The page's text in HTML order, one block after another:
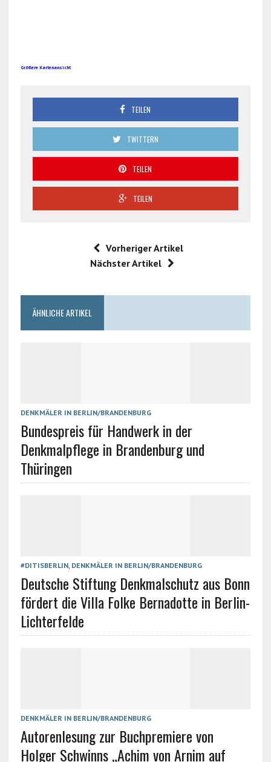
Größere Kartenansicht
TEILEN
TWITTERN
TEILEN
TEILEN
Vorheriger Artikel
Nächster Artikel
ÄHNLICHE ARTIKEL
DENKMÄLER IN BERLIN/BRANDENBURG
Bundespreis für Handwerk in der
Denkmalpflege in Brandenburg und
Thüringen
#DITISBERLIN, DENKMÄLER IN BERLIN/BRANDENBURG
Deutsche Stiftung Denkmalschutz aus Bonn
fördert die Villa Folke Bernadotte in Berlin-
Lichterfelde
DENKMÄLER IN BERLIN/BRANDENBURG
Autorenlesung zur Buchpremiere von
Holger Schwinns „Achim von Arnim auf